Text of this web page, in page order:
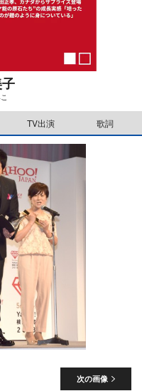
M
u
t
TV出演 歌詞
次の画像